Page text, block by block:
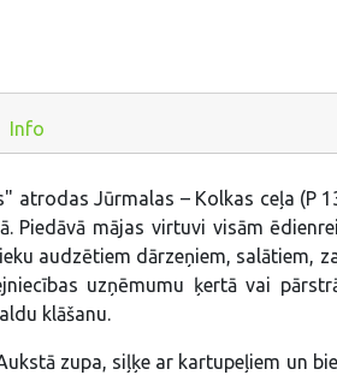
Info
atrodas Jūrmalas – Kolkas ceļa (P
Piedāvā mājas virtuvi visām
audzētiem dārzeņiem, salātiem,
uzņēmumu ķertā vai
klāšanu.
zupa, siļķe ar kartupeļiem un